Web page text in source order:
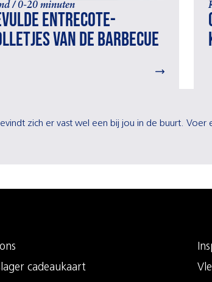
/ 0-20 minuten
entrecote-
van de barbecue
zich er vast wel een bij jou in de buurt.
cadeaukaart